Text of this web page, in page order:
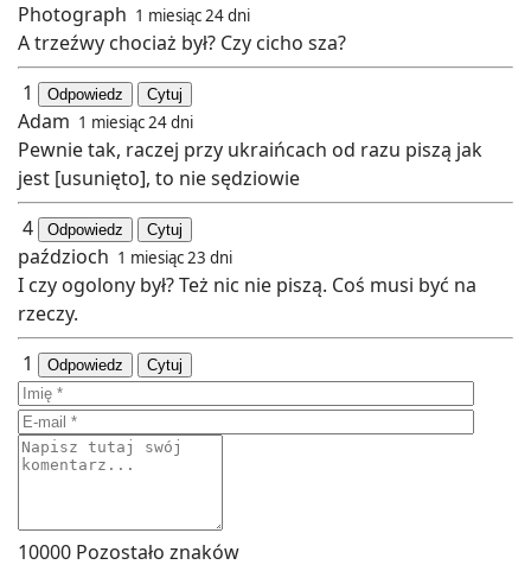
Photograph 1 miesiąc 24 dni
A trzeźwy chociaż był? Czy cicho sza?
1
Odpowiedz Cytuj
Adam 1 miesiąc 24 dni
Pewnie tak, raczej przy ukraińcach od razu piszą jak
jest [usunięto], to nie sędziowie
4
Odpowiedz Cytuj
paździoch 1 miesiąc 23 dni
I czy ogolony był? Też nic nie piszą. Coś musi być na
rzeczy.
1
Odpowiedz Cytuj
10000 Pozostało znaków